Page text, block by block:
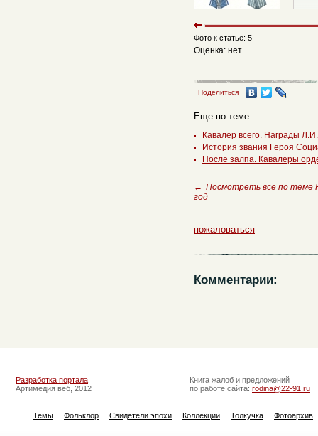
Фото к статье: 5
Оценка: нет
Поделиться
Еще по теме:
Кавалер всего. Награды
История звания Героя
После залпа. Кавалеры
← Посмотреть все по теме
год
пожаловаться
Комментарии:
Разработка портала
Артимедия веб, 2012
Книга жалоб и предложений
по работе сайта: rodina@22-91.ru
Темы Фольклор Свидетели эпохи Коллекции Толкучка Фотоархив